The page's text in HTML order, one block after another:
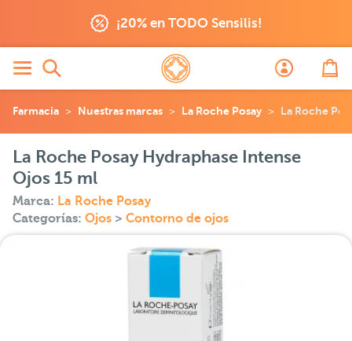
¡20% en TODO Sensilis!
Farmacia Nuestras marcas La Roche Posay La Roche
La Roche Posay Hydraphase Intense
Ojos 15 ml
Marca: La Roche Posay
Categorías: Ojos > Contorno de ojos